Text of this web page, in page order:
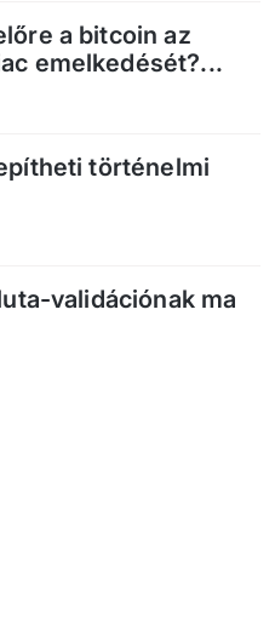
a bitcoin az
emelkedését?...
történelmi
validációnak ma